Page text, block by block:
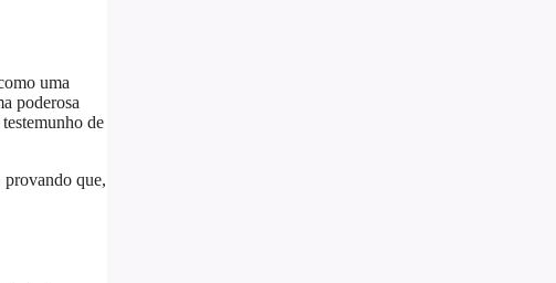
uma
poderosa
de
provando que,